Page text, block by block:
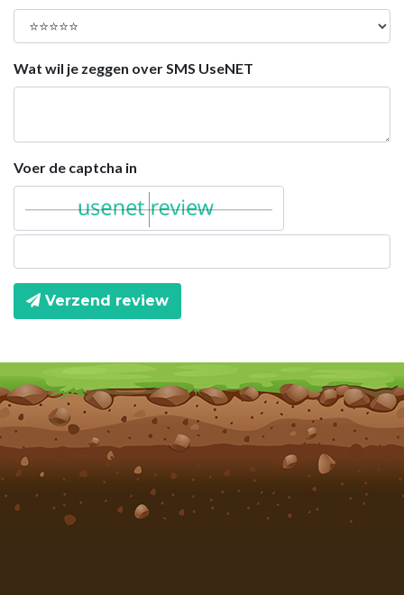
Wat wil je zeggen over SMS UseNET
Voer de captcha in
Verzend review